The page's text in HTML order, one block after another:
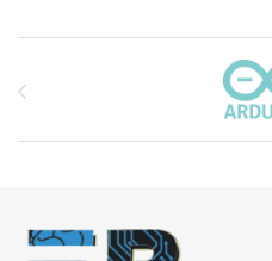
Carrusel de marcas